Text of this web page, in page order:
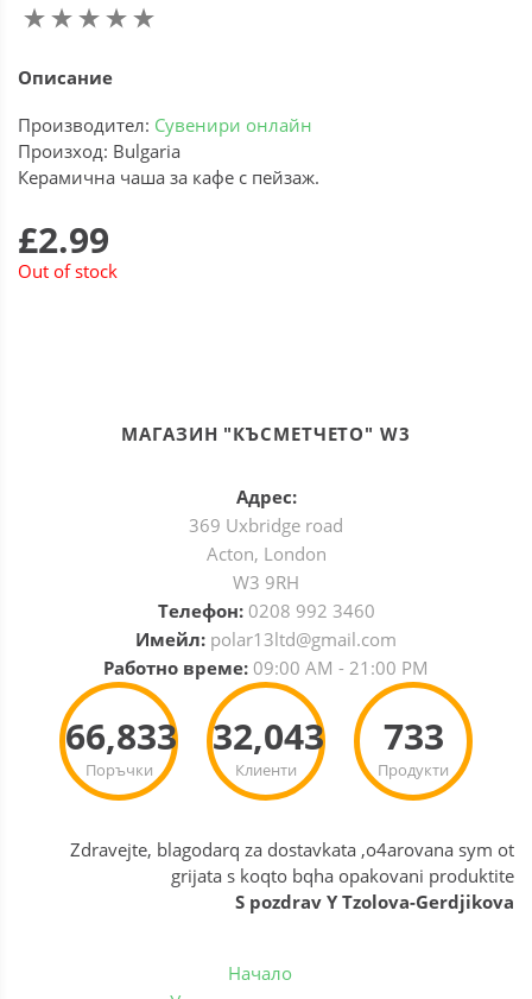
Описание
Производител: Сувенири онлайн
Произход: Bulgaria
Керамична чаша за кафе с пейзаж.
£2.99
Out of stock
МАГАЗИН "КЪСМЕТЧЕТО" W3
Адрес:
369 Uxbridge road
Acton, London
W3 9RH
Телефон: 0208 992 3460
Имейл: polar13ltd@gmail.com
Работно време: 09:00 AM - 21:00 PM
Поръчки
66,833
Клиенти
32,043
Продукти
733
Zdravejte, blagodarq za dostavkata ,o4arovana sym ot
grijata s koqto bqha opakovani produktite
S pozdrav Y Tzolova-Gerdjikova
Начало